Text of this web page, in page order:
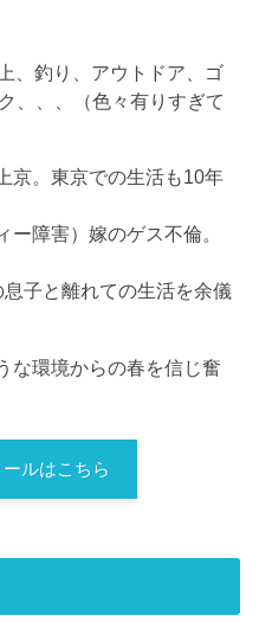
、釣り、アウトドア、ゴ
、、、（色々有りすぎて
京。東京での生活も10年
障害）嫁のゲス不倫。
子と離れての生活を余儀
な環境からの春を信じ奮
ルはこちら